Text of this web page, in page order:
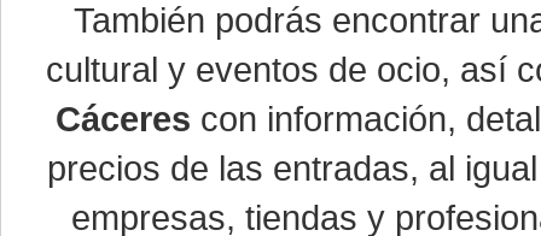
También podrás encontrar
cultural y eventos de ocio, así
Cáceres con información,
precios de las entradas, al
empresas, tiendas y